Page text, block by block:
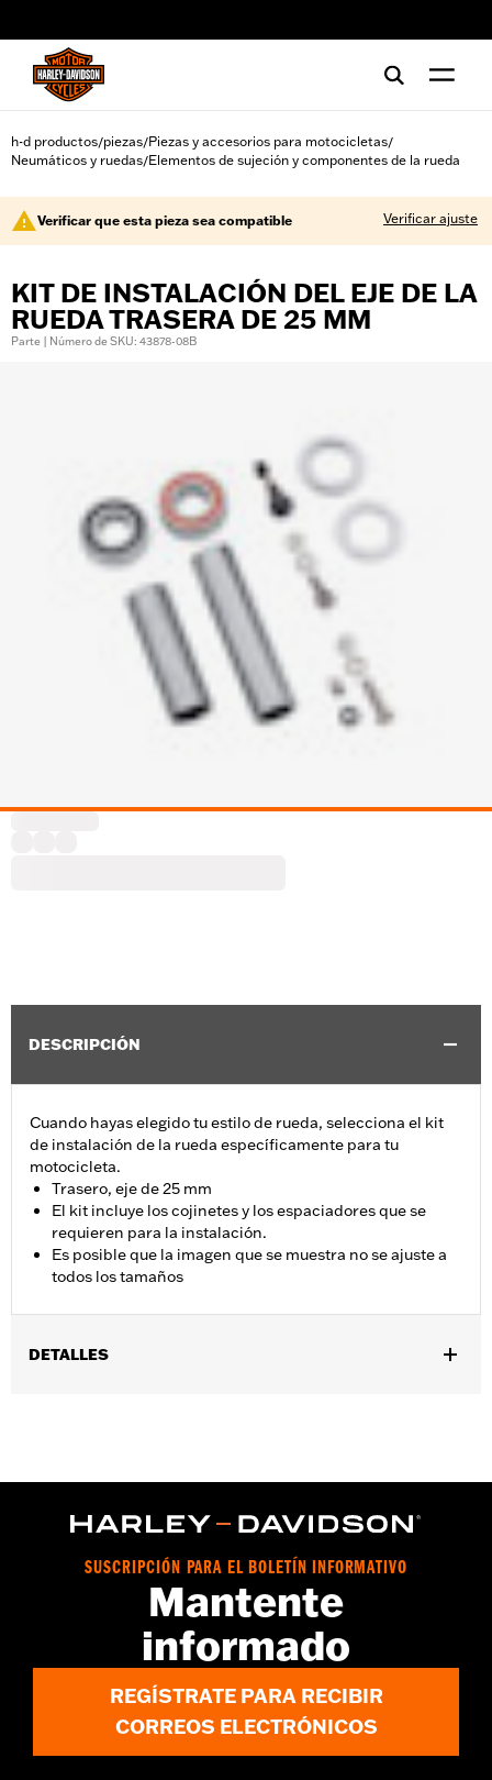
h-d productos/piezas/Piezas y accesorios para motocicletas/
Neumáticos y ruedas/Elementos de sujeción y componentes de la rueda
Verificar que esta pieza sea compatible Verificar ajuste
KIT DE INSTALACIÓN DEL EJE DE LA
RUEDA TRASERA DE 25 MM
Parte | Número de SKU: 43878-08B
DESCRIPCIÓN
Cuando hayas elegido tu estilo de rueda, selecciona el kit
de instalación de la rueda específicamente para tu
motocicleta.
Trasero, eje de 25 mm
El kit incluye los cojinetes y los espaciadores que se
requieren para la instalación.
Es posible que la imagen que se muestra no se ajuste a
todos los tamaños
DETALLES
GARANTÍA:1 año de garantía limitada – Consultawww.h-
SUSCRIPCIÓN PARA EL BOLETÍN INFORMATIVO
Mantente
informado
REGÍSTRATE PARA RECIBIR
CORREOS ELECTRÓNICOS